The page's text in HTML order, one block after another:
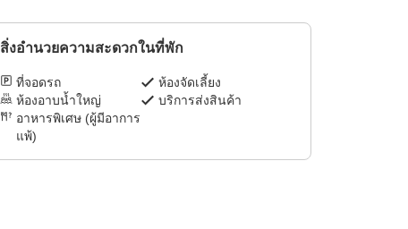
สิ่งอำนวยความสะดวกในที่พัก
ที่จอดรถ
ห้องจัดเลี้ยง
ห้องอาบน้ำใหญ่
บริการส่งสินค้า
อาหารพิเศษ (ผู้มีอาการ
แพ้)